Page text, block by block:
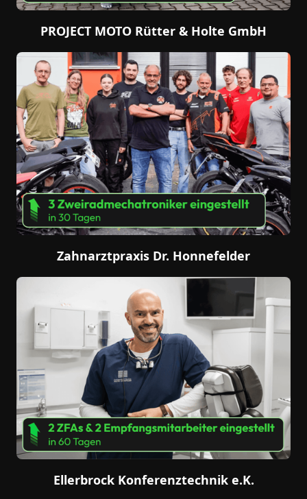
PROJECT MOTO Rütter & Holte GmbH
Zahnarztpraxis Dr. Honnefelder
Ellerbrock Konferenztechnik e.K.